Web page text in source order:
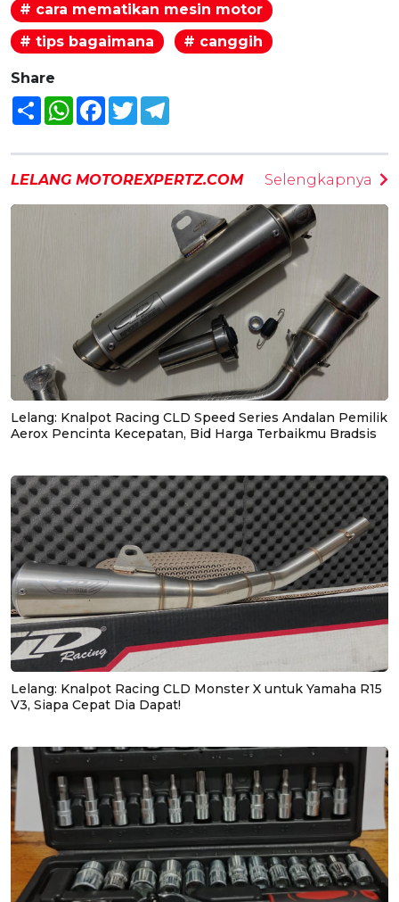
# cara mematikan mesin motor
# tips bagaimana
# canggih
Share
Share WhatsAppFacebook
Twitter
LELANG MOTOREXPERTZ.COM Selengkapnya
Lelang: Knalpot Racing CLD Speed Series Andalan Pemilik
Aerox Pencinta Kecepatan, Bid Harga Terbaikmu Bradsis
Lelang: Knalpot Racing CLD Monster X untuk Yamaha R15
V3, Siapa Cepat Dia Dapat!